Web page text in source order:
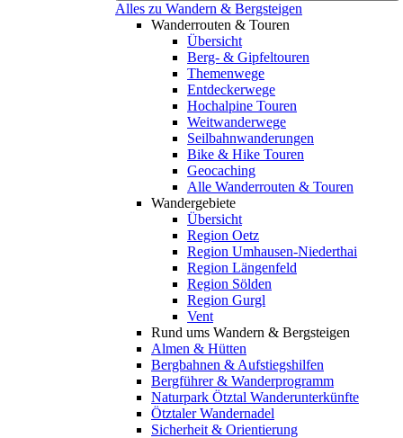
Alles zu Wandern & Bergsteigen
Wanderrouten & Touren
Übersicht
Berg- & Gipfeltouren
Themenwege
Entdeckerwege
Hochalpine Touren
Weitwanderwege
Seilbahnwanderungen
Bike & Hike Touren
Geocaching
Alle Wanderrouten & Touren
Wandergebiete
Übersicht
Region Oetz
Region Umhausen-Niederthai
Region Längenfeld
Region Sölden
Region Gurgl
Vent
Rund ums Wandern & Bergsteigen
Almen & Hütten
Bergbahnen & Aufstiegshilfen
Bergführer & Wanderprogramm
Naturpark Ötztal Wanderunterkünfte
Ötztaler Wandernadel
Sicherheit & Orientierung